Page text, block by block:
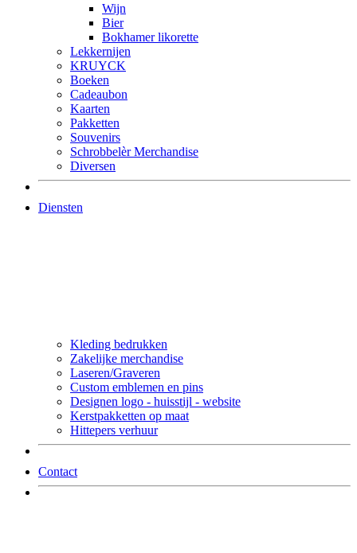
Wijn
Bier
Bokhamer likorette
Lekkernijen
KRUYCK
Boeken
Cadeaubon
Kaarten
Pakketten
Souvenirs
Schrobbelèr Merchandise
Diversen
Diensten
Kleding bedrukken
Zakelijke merchandise
Laseren/Graveren
Custom emblemen en pins
Designen logo - huisstijl - website
Kerstpakketten op maat
Hittepers verhuur
Contact